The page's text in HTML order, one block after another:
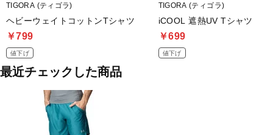
TIGORA (ティゴラ)
ヘビーウェイトコットンTシャツ
￥799
値下げ
TIGORA (ティゴラ)
iCOOL 遮熱UV Tシャツ
￥699
値下げ
最近チェックした商品